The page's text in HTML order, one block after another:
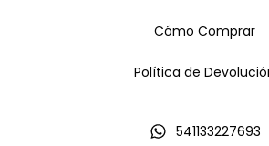
Cómo Comprar
Política de
541133227693